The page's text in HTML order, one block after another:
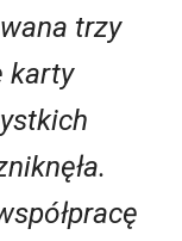
trzy
karty